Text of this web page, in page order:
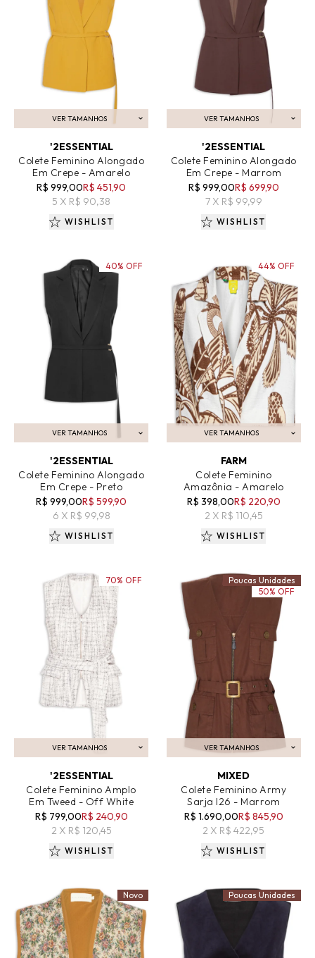
VER TAMANHOS
ADICIONAR AO CARRINHO
'2ESSENTIAL
Colete Feminino Alongado
Em Crepe - Amarelo
R$ 999,00R$ 451,90
5 X R$ 90,38
WISHLIST
VER TAMANHOS
ADICIONAR AO CARRINHO
'2ESSENTIAL
Colete Feminino Alongado
Em Crepe - Marrom
R$ 999,00R$ 699,90
7 X R$ 99,99
WISHLIST
VER TAMANHOS
ADICIONAR AO CARRINHO
'2ESSENTIAL
Colete Feminino Alongado
Em Crepe - Preto
R$ 999,00R$ 599,90
6 X R$ 99,98
40% OFF
WISHLIST
VER TAMANHOS
ADICIONAR AO CARRINHO
FARM
Colete Feminino
Amazônia - Amarelo
R$ 398,00R$ 220,90
2 X R$ 110,45
44% OFF
WISHLIST
VER TAMANHOS
ADICIONAR AO CARRINHO
'2ESSENTIAL
Colete Feminino Amplo
Em Tweed - Off White
R$ 799,00R$ 240,90
2 X R$ 120,45
70% OFF
WISHLIST
VER TAMANHOS
ADICIONAR AO CARRINHO
MIXED
Colete Feminino Army
Sarja I26 - Marrom
R$ 1.690,00R$ 845,90
2 X R$ 422,95
Poucas Unidades
50% OFF
WISHLIST
Novo Poucas Unidades